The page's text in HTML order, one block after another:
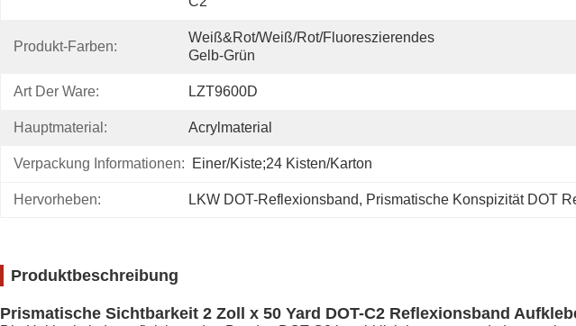
Produkt-Farben:
Weiß&rot/weiß/rot/fluoreszierendes
Gelb-Grün
Art Der Ware: LZT9600D
Hauptmaterial: Acrylmaterial
Verpackung Informationen: Einer/Kiste;24 Kisten/Karton
Hervorheben: LKW DOT-Reflexionsband, Prismatische Konspizität DOT
Produktbeschreibung
Prismatische Sichtbarkeit 2 Zoll x 50 Yard DOT-C2 Reflexionsband